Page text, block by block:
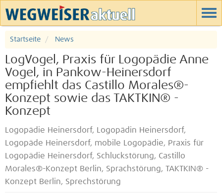
Startseite News
LogVogel, Praxis für Logopädie Anne
Vogel, in Pankow-Heinersdorf
empfiehlt das Castillo Morales®-
Konzept sowie das TAKTKIN® -
Konzept
Logopädie Heinersdorf, Logopädin Heinersdorf,
Logopäde Heinersdorf, mobile Logopädie, Praxis für
Logopädie Heinersdorf, Schluckstörung, Castillo
Morales®-Konzept Berlin, Sprachstörung, TAKTKIN® -
Konzept Berlin, Sprechstörung